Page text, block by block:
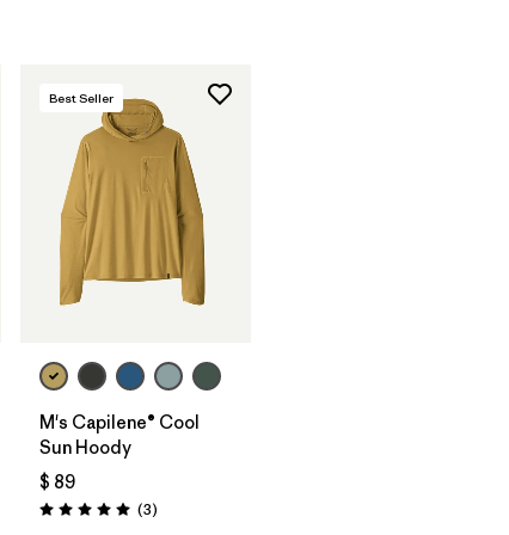
Best Seller
M's Capilene® Cool
Sun Hoody
$ 89
Valoración: 5.0 / 5
(3Comentarios
)